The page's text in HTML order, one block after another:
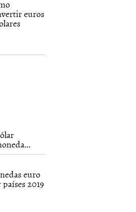
euros
euro
2019